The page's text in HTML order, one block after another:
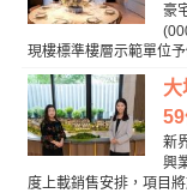
豪
現樓標準樓層示範單位
新
興
度上載銷售安排，項目